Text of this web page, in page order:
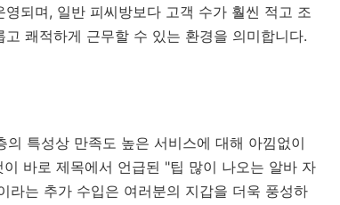
되며, 일반 피씨방보다 고객 수가 훨씬 적고 조
쾌적하게 근무할 수 있는 환경을 의미합니다.
특성상 만족도 높은 서비스에 대해 아낌없이
바로 제목에서 언급된 "팁 많이 나오는 알바 자
라는 추가 수입은 여러분의 지갑을 더욱 풍성하